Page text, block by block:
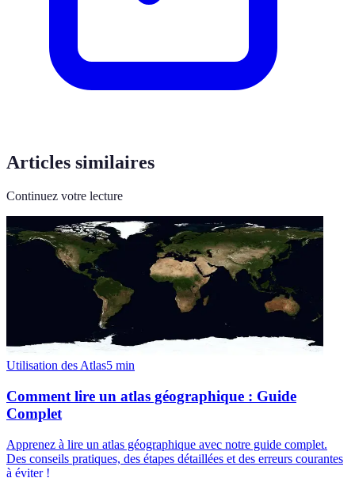
Articles similaires
Continuez votre lecture
Utilisation des Atlas5 min
Comment lire un atlas géographique : Guide
Complet
Apprenez à lire un atlas géographique avec notre guide complet.
Des conseils pratiques, des étapes détaillées et des erreurs courantes
à éviter !